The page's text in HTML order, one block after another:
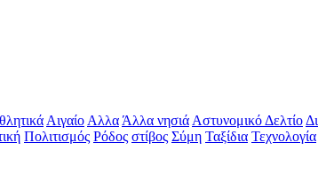
Αιγαίο Αλλα Άλλα νησιά Αστυνομικό Δελτίο
Πολιτισμός Ρόδος στίβος Σύμη Ταξίδια Τεχνολογία